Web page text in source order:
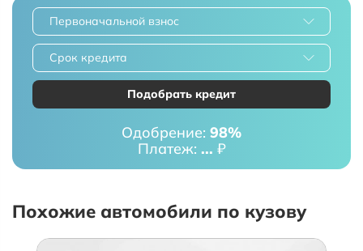
Первоначальной взнос
Срок кредита
Подобрать кредит
Одобрение: 98%
Платеж: ... ₽
Похожие автомобили по кузову